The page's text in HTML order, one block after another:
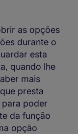
as opções
durante o
esta
quando lhe
mais
presta
poder
da função
opção